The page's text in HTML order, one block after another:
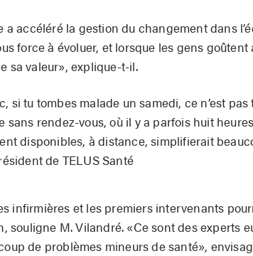
a accéléré la gestion du changement dans
force à évoluer, et lorsque les gens
sa valeur», explique-t-il.
si tu tombes malade un samedi, ce n’est
sans rendez-vous, où il y a parfois huit
disponibles, à distance, simplifierait
de TELUS Santé
infirmières et les premiers intervenants
souligne M. Vilandré. «Ce sont des experts
de problèmes mineurs de santé»,